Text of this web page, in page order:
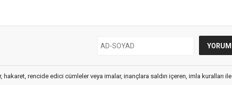
hakaret, rencide edici cümleler veya imalar, inançlara saldırı içeren, imla kuralları ile